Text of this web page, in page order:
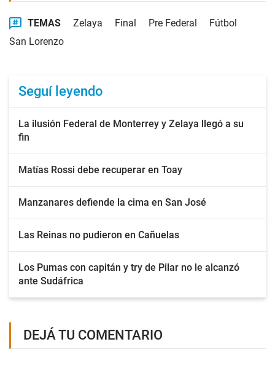
TEMAS Zelaya Final Pre Federal
Fútbol
San Lorenzo
Seguí leyendo
La ilusión Federal de Monterrey y Zelaya llegó a su
fin
Matías Rossi debe recuperar en Toay
Manzanares defiende la cima en San José
Las Reinas no pudieron en Cañuelas
Los Pumas con capitán y try de Pilar no le alcanzó
ante Sudáfrica
DEJÁ TU COMENTARIO